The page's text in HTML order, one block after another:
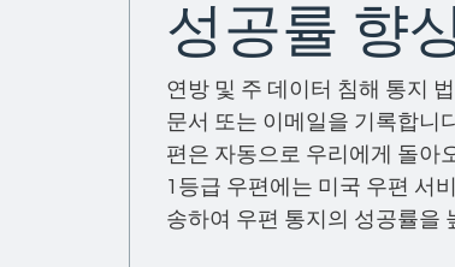
성공률 향
연방 및 주 데이터 침해 통지
문서 또는 이메일을 기록합니
편은 자동으로 우리에게 돌아
1등급 우편에는 미국 우편 서
송하여 우편 통지의 성공률을